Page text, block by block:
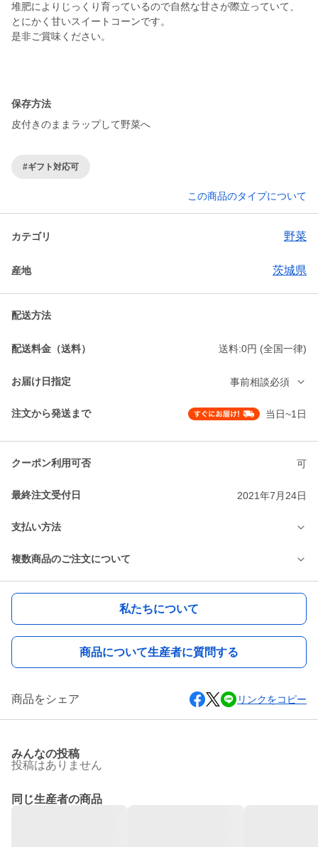
堆肥によりじっくり育っているので自然な甘さが際立っていて、
とにかく甘いスイートコーンです。
是非ご賞味ください。
保存方法
皮付きのままラップして野菜へ
#ギフト対応可
この商品のタイプについて
カテゴリ 野菜
産地 茨城県
配送方法
配送料金（送料） 送料:0円 (全国一律)
お届け日指定 事前相談必須
注文から発送まで 当日~1日
クーポン利用可否 可
最終注文受付日 2021年7月24日
支払い方法
複数商品のご注文について
私たちについて
商品について生産者に質問する
商品をシェア リンクをコピー
みんなの投稿
投稿はありません
同じ生産者の商品